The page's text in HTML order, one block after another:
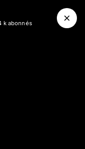
kabonnés